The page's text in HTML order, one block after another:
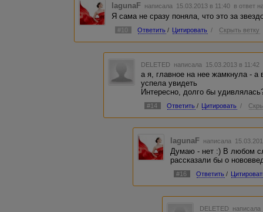
lagunaF написала 15.03.2013 в 11:40 в ответ
Я сама не сразу поняла, что это за
#10 Ответить / Цитировать / Скрыть ветку
DELETED написала 15.03.2013 в 11:42
а я, главное на нее жамкнула -
успела увидеть
Интересно, долго бы
#14 Ответить / Цитировать /
lagunaF написала
Думаю - нет :) В любом
рассказали бы о
#16 Ответить /
DELETED